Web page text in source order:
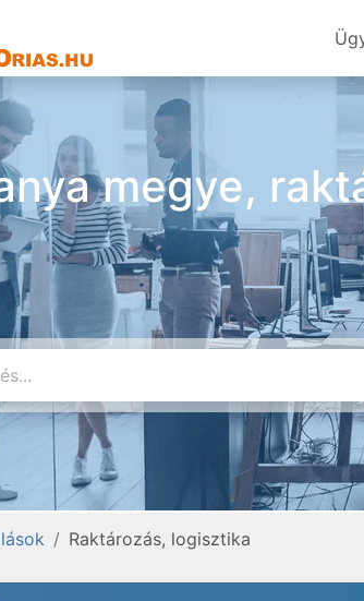
megye,
Raktározás, logisztika